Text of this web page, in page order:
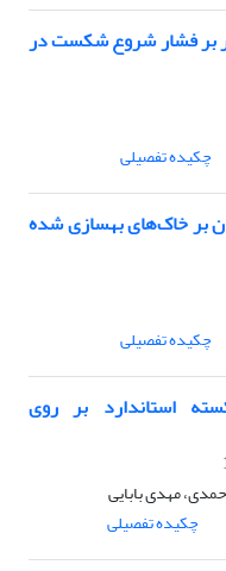
بر فشار شروع شکست در
چکیده تفصیلی
بر خاک‌های بهسازی شده
چکیده تفصیلی
استاندارد بر روی
مهدی بابایی
چکیده تفصیلی